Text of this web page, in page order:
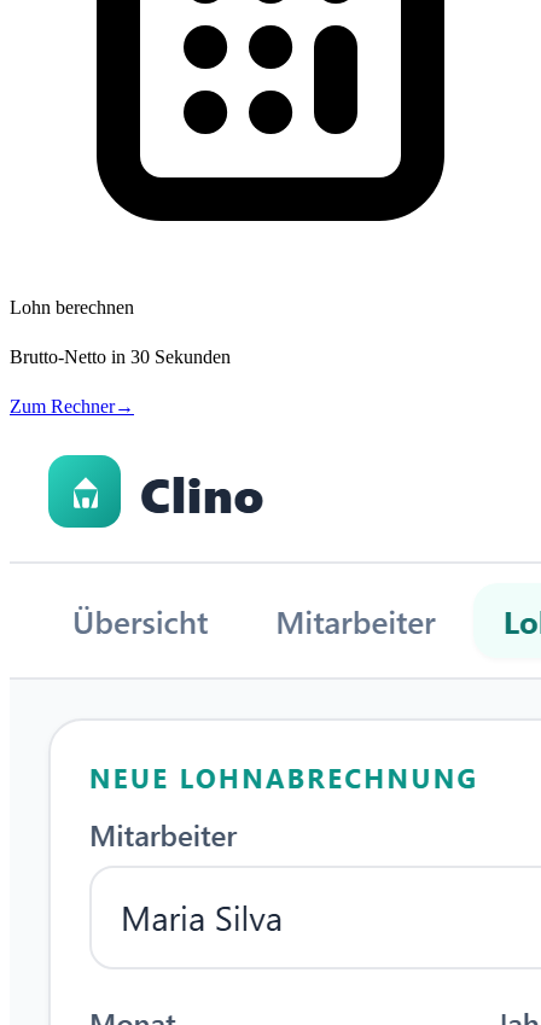
Lohn berechnen
Brutto-Netto in 30 Sekunden
Zum Rechner→